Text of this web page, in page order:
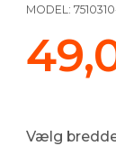
MODEL:
Vælg